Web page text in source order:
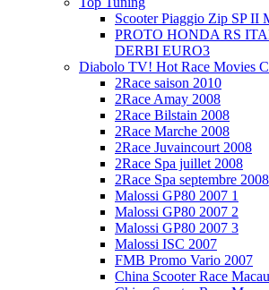
Scooter Piaggio Zip SP II
PROTO HONDA RS
DERBI EURO3
Diabolo TV! Hot Race Movies
2Race saison 2010
2Race Amay 2008
2Race Bilstain 2008
2Race Marche 2008
2Race Juvaincourt 2008
2Race Spa juillet 2008
2Race Spa septembre 2008
Malossi GP80 2007 1
Malossi GP80 2007 2
Malossi GP80 2007 3
Malossi ISC 2007
FMB Promo Vario 2007
China Scooter Race Macau